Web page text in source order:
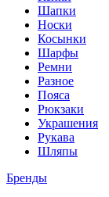
Шапки
Носки
Косынки
Шарфы
Ремни
Разное
Пояса
Рюкзаки
Украшения
Рукава
Шляпы
Бренды